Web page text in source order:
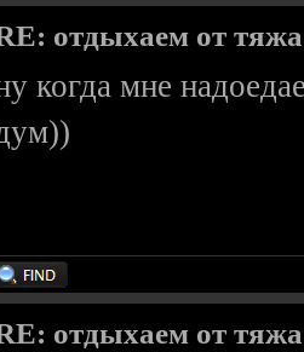
отдыхаем от
когда мне
отдыхаем от